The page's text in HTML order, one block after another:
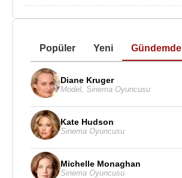
Popüler Yeni Gündemde
Diane Kruger
Model Sinema Oyuncusu
Kate Hudson
Sinema Oyuncusu
Michelle Monaghan
Sinema Oyuncusu